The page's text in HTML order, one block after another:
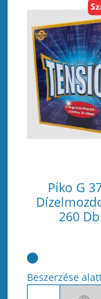
Piko G
260
Beszerzése